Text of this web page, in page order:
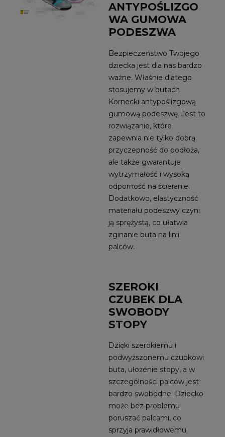
ANTYPOŚLIZGO
WA GUMOWA
PODESZWA
Bezpieczeństwo Twojego
dziecka jest dla nas bardzo
ważne. Właśnie dlatego
stosujemy w butach
Kornecki antypoślizgową
gumową podeszwę. Jest to
rozwiązanie, które
zapewnia nie tylko dobrą
przyczepność do podłoża,
ale także gwarantuje
wytrzymałość i wysoką
odporność na ścieranie.
Dodatkowo, elastyczność
materiału podeszwy czyni
ją sprężystą, co ułatwia
zginanie buta na linii
palców.
SZEROKI
CZUBEK DLA
SWOBODY
STOPY
Dzięki szerokiemu i
podwyższonemu czubkowi
buta, ułożenie stopy, a w
szczególności palców jest
bardzo swobodne. Dziecko
może bez problemu
poruszać palcami, co
sprzyja prawidłowemu